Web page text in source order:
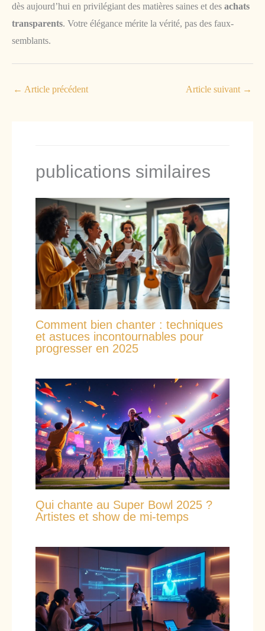
dès aujourd’hui en privilégiant des matières saines et des achats
transparents. Votre élégance mérite la vérité, pas des faux-
semblants.
← Article précédent Article suivant →
publications similaires
Comment bien chanter : techniques
et astuces incontournables pour
progresser en 2025
Qui chante au Super Bowl 2025 ?
Artistes et show de mi-temps